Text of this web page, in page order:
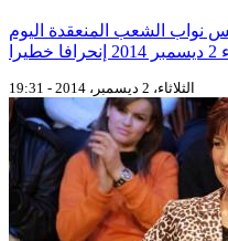
نواب الشعب المنعقدة اليوم
الثلاثاء، 2 ديسمبر، 2014 - 19:31